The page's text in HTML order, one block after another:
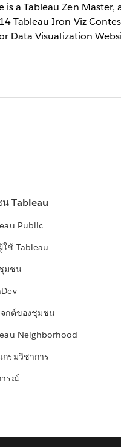
a Tableau Zen
Iron Viz
Visualization
Tableau
Public
ใช้ Tableau
มชน
จกต์ของชุมชน
Neighborhood
กรมวิชาการ
ารณ์